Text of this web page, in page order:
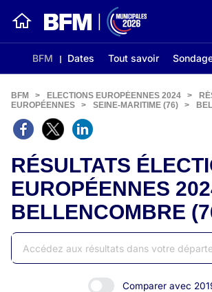
BFM Dates Tout savoir
BFM > ELECTIONS EUROPÉENNES 2024 >
EUROPÉENNES
> SEINE-MARITIME (76) >
RÉSULTATS
EUROPÉENNES
BELLENCOMBRE
Comparer avec